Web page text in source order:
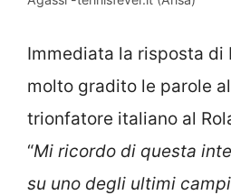
Immediata la risposta di
molto gradito le parole
trionfatore italiano al
“Mi ricordo di questa
su uno degli ultimi